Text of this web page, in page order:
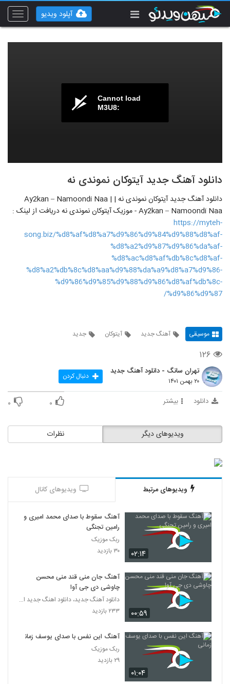
Toggle
آپلود ویدیو
Cannot load
M3U8:
دانلود آهنگ جدید آیتوکان نموندی نه
دانلود آهنگ جدید آیتوکان نموندی نه | Ay2kan – Namoondi Naa |
Ay2kan – Namoondi Naa - موزیک آیتوکان نموندی نه دریافت از لینک :
https://myteh-
song.biz/%d8%af%d8%a7%d9%86%d9%84%d9%88%d8%af-
%d8%a2%d9%87%d9%86%da%af-
%d8%ac%d8%af%db%8c%d8%af-
%d8%a2%db%8c%d8%aa%d9%88%da%a9%d8%a7%d9%86-
%d9%86%d9%85%d9%88%d9%86%d8%af%db%8c-
%d9%86%d9%87/
موسیقی آهنگ جدید آیتوکان جدید
۱۲۶
تهران سانگ - دانلود آهنگ جدید
۲۰ بهمن ۱۴۰۱ دنبال کردن
دانلود بیشتر ۰ ۰
نظرات ویدیوهای دیگر
ویدیوهای مرتبط ویدیوهای کانال
۰۲:۱۴
آهنگ سقوط با صدای محمد امیری و
رامین تجنگی
ربک موزیک
۳۰ بازدید
۰۰:۵۹
آهنگ جان منی قند منی محسن
چاوشی دی جی آوا
دانلود آهنگ جدید، دانلود اهنگ جدید ایرانی
۲۳۳ بازدید
۰۱:۰۴
آهنگ این نفس با صدای یوسف زمانی
ربک موزیک
۲۹ بازدید